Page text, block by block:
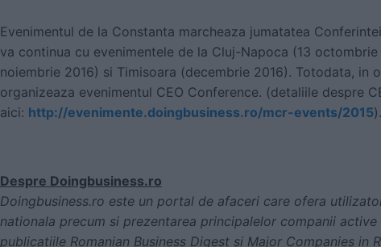
Evenimentul de la Constanta marcheaza jumatatea
va continua cu evenimentele de la Cluj-Napoca (13
noiembrie 2016) si Timisoara (decembrie 2016). Totodata, in
organizeaza evenimentul CEO Conference. (detaliile despre
aici: http://evenimente.doingbusiness.ro/mcr-events/2015).
Despre Doingbusiness.ro
Doingbusiness.ro este un portal de afaceri care ofera
nationala precum si prezentarea principalelor companii
publicatiile Romanian Business Digest si Major Companies in